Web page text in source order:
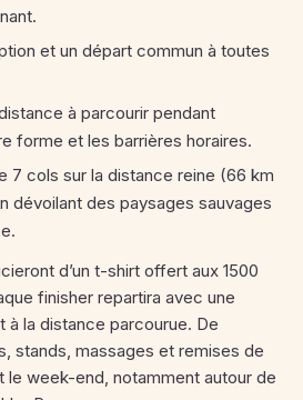
et un départ commun à toutes
à parcourir pendant
forme et les barrières horaires.
7 cols sur la distance reine (66 km
dévoilant des paysages sauvages
d’un t-shirt offert aux 1500
finisher repartira avec une
à la distance parcourue. De
stands, massages et remises de
le week-end, notamment autour de